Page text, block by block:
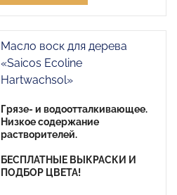
Масло воск для дерева
«Saicos Ecoline
Hartwachsol»
Грязе- и водоотталкивающее.
Низкое содержание
растворителей.
БЕСПЛАТНЫЕ ВЫКРАСКИ И
ПОДБОР ЦВЕТА!